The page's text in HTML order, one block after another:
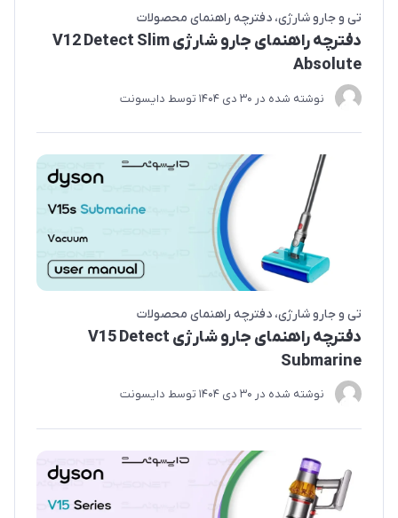
تی و جارو شارژی دفترچه راهنمای محصولات
دفترچه راهنمای جارو شارژی V12 Detect Slim
Absolute
نوشته شده در 30 دی 1404 توسط دایسونت
تی و جارو شارژی دفترچه راهنمای محصولات
دفترچه راهنمای جارو شارژی V15 Detect
Submarine
نوشته شده در 30 دی 1404 توسط دایسونت